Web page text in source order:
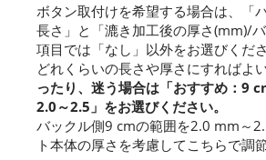
ボタン取付けを希望する場合は、「
長さ」と「漉き加工後の厚さ(mm)/
項目では「なし」以外をお選びくださ
どれくらいの長さや厚さにすればよ
ったり、迷う場合は「おすすめ：9
2.0～2.5」をお選びください。
バックル側9 cmの範囲を2.0 mm～
ト本体の厚さを考慮してこちらで調